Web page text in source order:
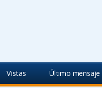
Vistas Último mensaje